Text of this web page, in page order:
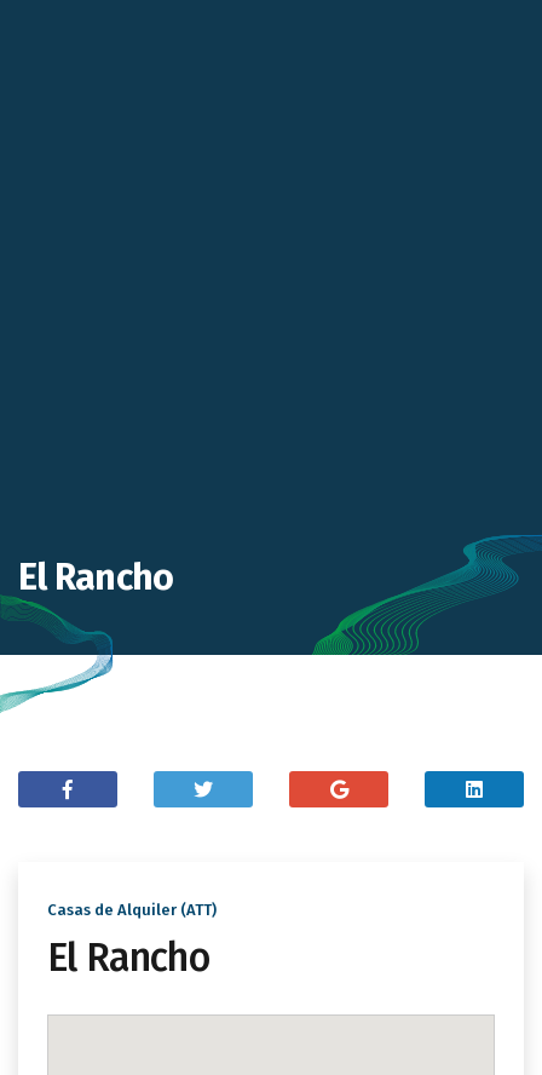
El Rancho
Casas de Alquiler (ATT)
El Rancho